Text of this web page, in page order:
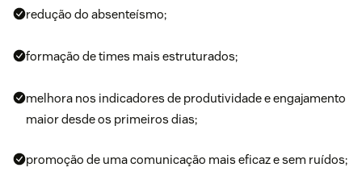
redução do absenteísmo;
formação de times mais estruturados;
melhora nos indicadores de produtividadee engajamento
maior desde os primeiros dias;
promoção de uma comunicação mais eficaz e sem ruídos;